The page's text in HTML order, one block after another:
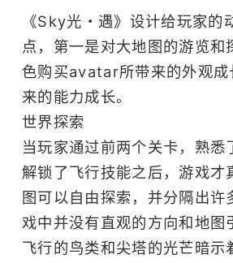
《Sky光・遇》设计给玩家的
点，第一是对大地图的游览和
色购买avatar所带来的外观成
来的能力成长。
世界探索
当玩家通过前两个关卡，熟悉
解锁了飞行技能之后，游戏才
图可以自由探索，并分隔出许
戏中并没有直观的方向和地图
飞行的鸟类和尖塔的光芒暗示